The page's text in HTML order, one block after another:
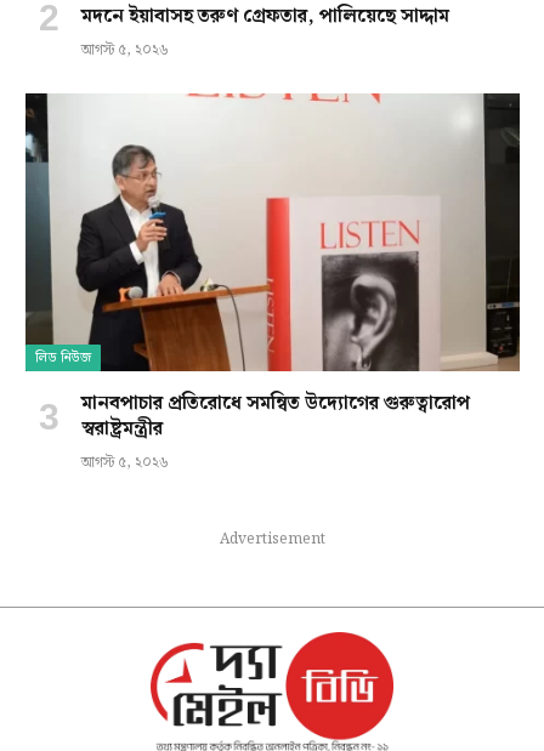
মদনে ইয়াবাসহ তরুণ গ্রেফতার, পালিয়েছে সাদ্দাম
আগস্ট ৫, ২০২৬
লিড নিউজ
মানবপাচার প্রতিরোধে সমন্বিত উদ্যোগের গুরুত্বারোপ
স্বরাষ্ট্রমন্ত্রীর
আগস্ট ৫, ২০২৬
Advertisement